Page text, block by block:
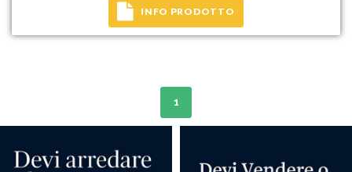
INFO PRODOTTO
1